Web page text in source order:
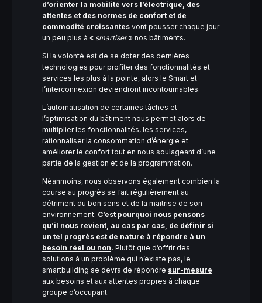
d’orienter la mobilité vers l’électrique, des
attentes et des normes de confort et de
commodité croissantes vont pousser chaque jour
un peu plus à « smartiser» nos bâtiments.
Si la volonté est de se doter des dernières
technologies pour profiter des fonctionnalités et
services les plus à la pointe, alors le Smart et
l’interconnexion deviendront incontournables.
L’automatisation de certaines tâches et
l’optimisation du bâtiment nous permet alors de
multiplier les fonctionnalités, les services,
rationnaliser la consommation d’énergie et
améliorer le confort tout en nous soulageant d’une
partie de la gestion et de la programmation.
Néanmoins, nous observons également combien la
course au progrès se fait régulièrement au
détriment du bon sens et de la maitrise de son
environnement. C’est pourquoi nous pensons
qu’il nous revient, au cas par cas, de définir si
un tel progrès est de nature à répondre à un
besoin réel ou non. Plutôt que d’offrir des
solutions à un problème qui n’existe pas, le
smartbuilding se devra de répondre sur-mesure
aux besoins et aux attentes propres à chaque
groupe d’occupant.